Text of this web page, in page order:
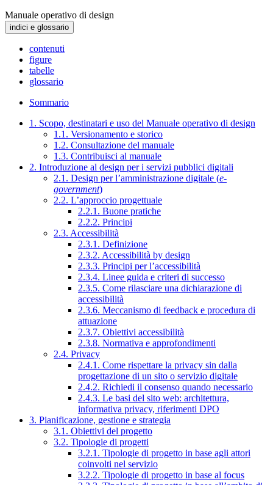
Manuale operativo di design
indici e glossario
contenuti
figure
tabelle
glossario
Sommario
1. Scopo, destinatari e uso del Manuale operativo di design
1.1. Versionamento e storico
1.2. Consultazione del manuale
1.3. Contribuisci al manuale
2. Introduzione al design per i servizi pubblici digitali
2.1. Design per l’amministrazione digitale (e-
government)
2.2. L’approccio progettuale
2.2.1. Buone pratiche
2.2.2. Principi
2.3. Accessibilità
2.3.1. Definizione
2.3.2. Accessibilità by design
2.3.3. Principi per l’accessibilità
2.3.4. Linee guida e criteri di successo
2.3.5. Come rilasciare una dichiarazione di
accessibilità
2.3.6. Meccanismo di feedback e procedura di
attuazione
2.3.7. Obiettivi accessibilità
2.3.8. Normativa e approfondimenti
2.4. Privacy
2.4.1. Come rispettare la privacy sin dalla
progettazione di un sito o servizio digitale
2.4.2. Richiedi il consenso quando necessario
2.4.3. Le basi del sito web: architettura,
informativa privacy, riferimenti DPO
3. Pianificazione, gestione e strategia
3.1. Obiettivi del progetto
3.2. Tipologie di progetti
3.2.1. Tipologie di progetto in base agli attori
coinvolti nel servizio
3.2.2. Tipologie di progetto in base al focus